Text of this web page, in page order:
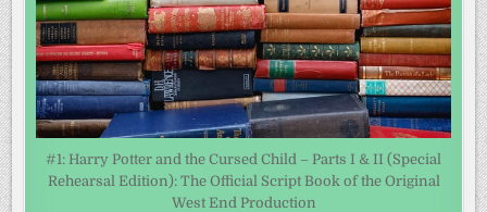
#1: Harry Potter and the Cursed Child – Parts I & II (Special
Rehearsal Edition): The Official Script Book of the Original
West End Production